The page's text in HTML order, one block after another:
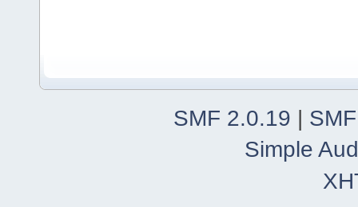
SMF 2.0.19 |
Simple